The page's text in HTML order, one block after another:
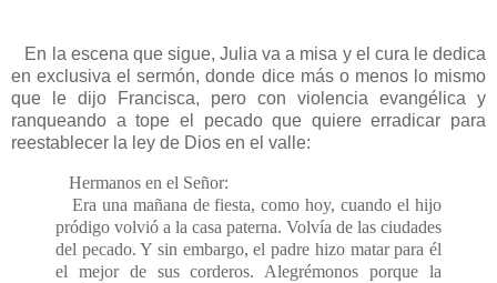
En la escena que sigue, Julia va a misa y el cura le dedica
en exclusiva el sermón, donde dice más o menos lo mismo
que le dijo Francisca, pero con violencia evangélica y
ranqueando a tope el pecado que quiere erradicar para
reestablecer la ley de Dios en el valle:
Hermanos en el Señor:
Era una mañana de fiesta, como hoy, cuando el hijo
pródigo volvió a la casa paterna. Volvía de las ciudades
del pecado. Y sin embargo, el padre hizo matar para él
el mejor de sus corderos. Alegrémonos porque la